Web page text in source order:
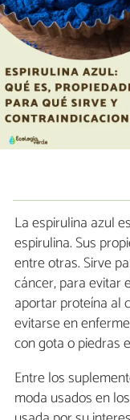
La espirulina azul
espirulina. Sus
entre otras. Sirve
cáncer, para evitar
aportar proteína al
evitarse en
con gota o piedras
Entre los
moda usados en